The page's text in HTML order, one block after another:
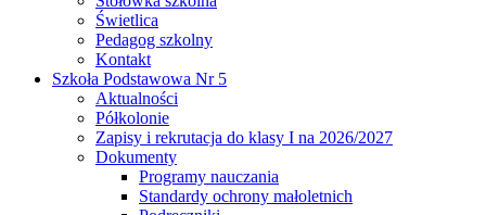
Świetlica
Pedagog szkolny
Kontakt
Szkoła Podstawowa Nr 5
Aktualności
Półkolonie
Zapisy i rekrutacja do klasy I na 2026/2027
Dokumenty
Programy nauczania
Standardy ochrony małoletnich